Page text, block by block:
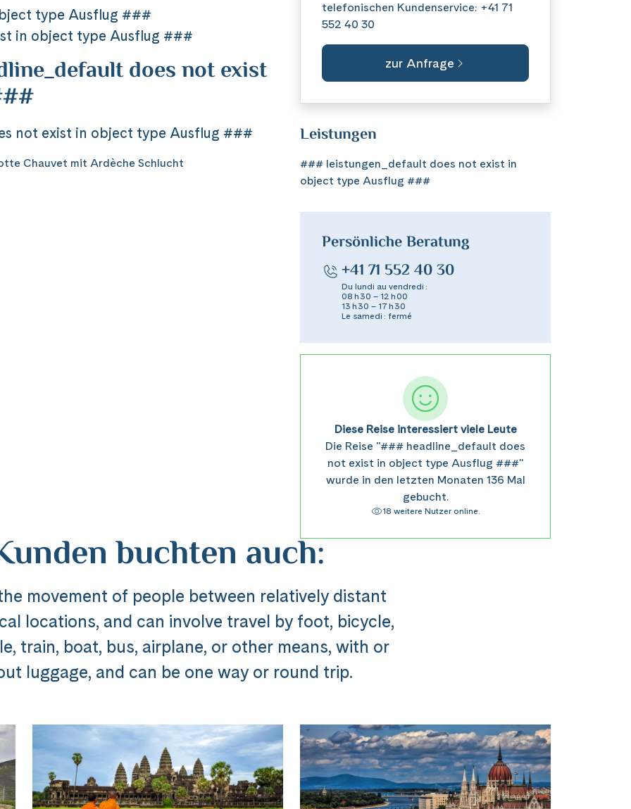
Messenger
type Ausflug ###
in object type Ausflug ###
does not exist
not exist in object type Ausflug ###
does not exist in
###
Chauvet mit Ardèche Schlucht
telefonischen Kundenservice: +41 71
552 40 30
zur Anfrage
Leistungen
### leistungen_default does not exist in
object type Ausflug ###
Persönliche Beratung
+41 71 552 40 30
Du lundi au vendredi :
08 h 30 – 12 h 00
13 h 30 – 17 h 30
Le samedi : fermé
Diese Reise interessiert viele Leute
Die Reise "### headline_default does
not exist in object type Ausflug ###"
wurde in den letzten Monaten 136 Mal
gebucht.
18 weitere Nutzer online.
buchten auch:
movement of people between relatively distant
locations, and can involve travel by foot, bicycle,
train, boat, bus, airplane, or other means, with or
luggage, and can be one way or round trip.